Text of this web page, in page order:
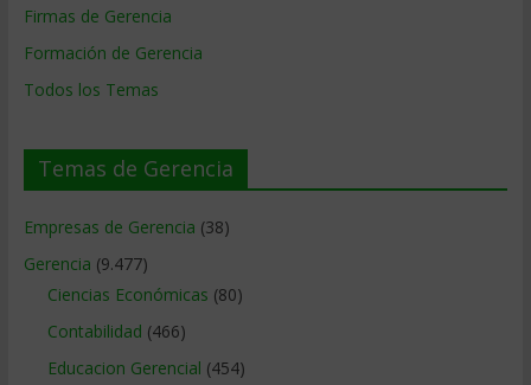
Firmas de Gerencia
Formación de Gerencia
Todos los Temas
Temas de Gerencia
Empresas de Gerencia (38)
Gerencia (9.477)
Ciencias Económicas (80)
Contabilidad (466)
Educacion Gerencial (454)